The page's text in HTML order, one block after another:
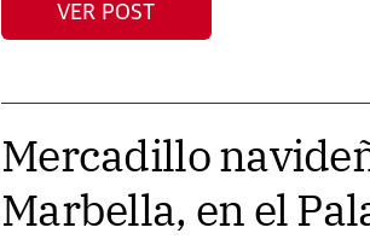
VER POST
Mercadillo
Marbella, en el